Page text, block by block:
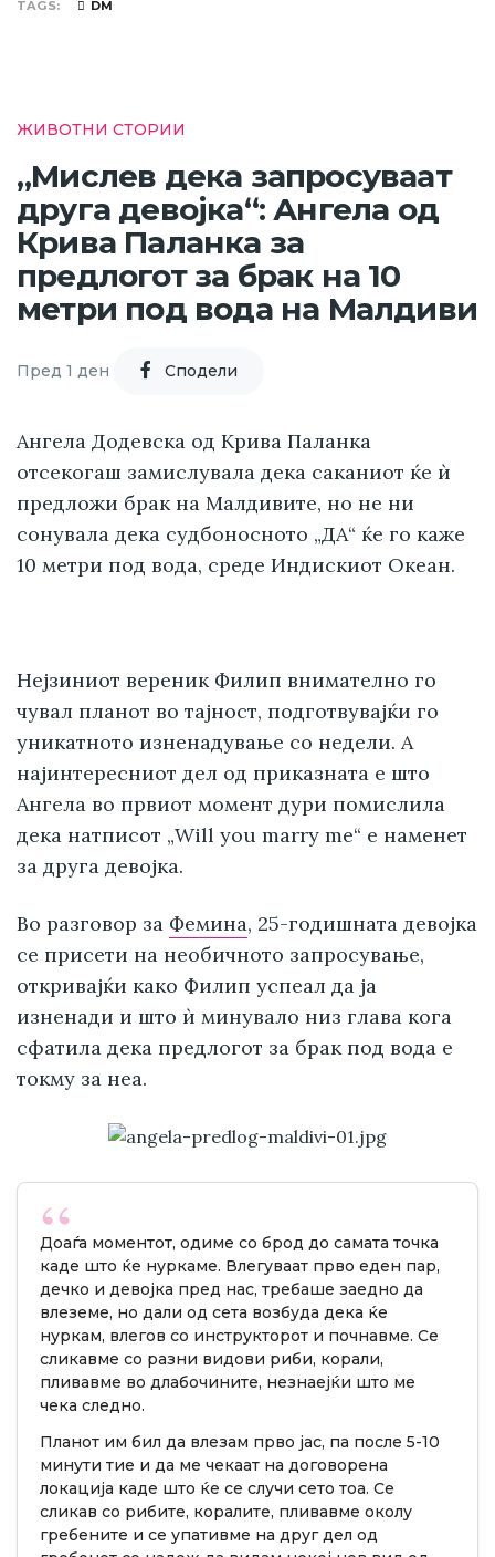
TAGS DM
ЖИВОТНИ СТОРИИ
„Мислев дека запросуваат
друга девојка“: Ангела од
Крива Паланка за
предлогот за брак на 10
метри под вода на Малдиви
Пред 1 ден Cподели
Ангела Додевска од Крива Паланка
отсекогаш замислувала дека саканиот ќе ѝ
предложи брак на Малдивите, но не ни
сонувала дека судбоносното „ДА“ ќе го каже
10 метри под вода, среде Индискиот Океан.
Нејзиниот вереник Филип внимателно го
чувал планот во тајност, подготвувајќи го
уникатното изненадување со недели. А
најинтересниот дел од приказната е што
Ангела во првиот момент дури помислила
дека натписот „Will you marry me“ е наменет
за друга девојка.
Во разговор за Фемина, 25-годишната девојка
се присети на необичното запросување,
откривајќи како Филип успеал да ја
изненади и што ѝ минувало низ глава кога
сфатила дека предлогот за брак под вода е
токму за неа.
Доаѓа моментот, одиме со брод до самата точка
каде што ќе нуркаме. Влегуваат прво еден пар,
дечко и девојка пред нас, требаше заедно да
влеземе, но дали од сета возбуда дека ќе
нуркам, влегов со инструкторот и почнавме. Се
сликавме со разни видови риби, корали,
пливавме во длабочините, незнаејќи што ме
чека следно.
Планот им бил да влезам прво јас, па после 5-10
минути тие и да ме чекаат на договорена
локација каде што ќе се случи сето тоа. Се
сликав со рибите, коралите, пливавме околу
гребените и се упативме на друг дел од